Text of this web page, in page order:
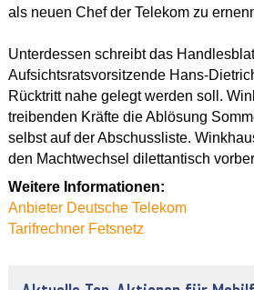
als neuen Chef der Telekom zu
Unterdessen schreibt das
Aufsichtsratsvorsitzende Hans-
Rücktritt nahe gelegt werden soll.
treibenden Kräfte die Ablösung
selbst auf der Abschussliste.
den Machtwechsel dilettantisch
Weitere Informationen:
Anbieter Deutsche Telekom
Tarifrechner Fetsnetz